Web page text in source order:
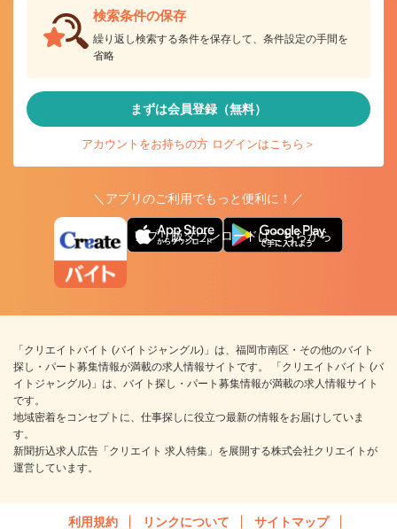
検索条件の保存
繰り返し検索する条件を保存して、条件設定の手間を
省略
まずは会員登録（無料）
アカウントをお持ちの方 ログインはこちら＞
＼アプリのご利用でもっと便利に！／
アプリ版ダウンロードはこちらから
「クリエイトバイト (バイトジャングル)」は、福岡市南区・その他のバイト
探し・パート募集情報が満載の求人情報サイトです。 「クリエイトバイト (バ
イトジャングル)」は、バイト探し・パート募集情報が満載の求人情報サイト
です。
地域密着をコンセプトに、仕事探しに役立つ最新の情報をお届けしていま
す。
新聞折込求人広告「クリエイト 求人特集」を展開する株式会社クリエイトが
運営しています。
利用規約 リンクについて サイトマップ